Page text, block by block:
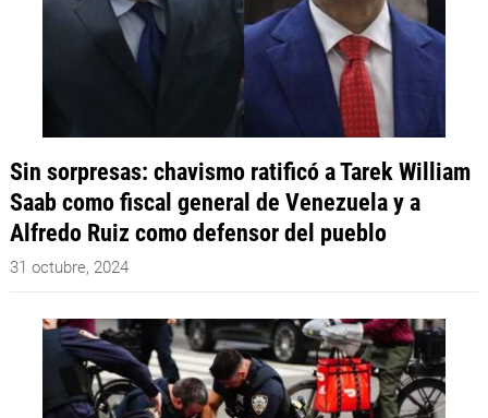
Sin sorpresas: chavismo ratificó a Tarek William
Saab como fiscal general de Venezuela y a
Alfredo Ruiz como defensor del pueblo
31 octubre, 2024